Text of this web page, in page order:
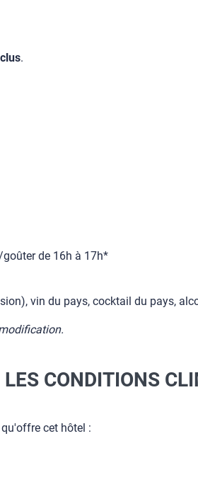
.
de 16h à 17h*
vin du pays, cocktail du pays,
CONDITIONS
cet hôtel :